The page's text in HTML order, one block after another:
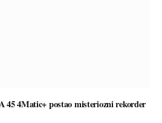
45 4Matic+ postao misteriozni rekorder